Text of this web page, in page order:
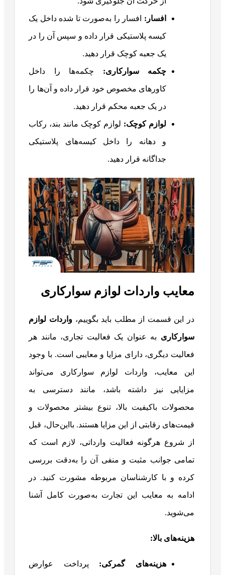
افسار : افسار را به‌صورت تا شده داخل یک
کیسه پلاستیکی قرار داده و سپس آن را در
یک جعبه کوچک قرار دهید.
چکمه سوارکاری: چکمه‌ها را داخل
کاورهای مخصوص خود قرار داده و آن‌ها را
در یک جعبه محکم قرار دهید.
لوازم کوچک: لوازم کوچک مانند بند، رکاب
و دهانه را داخل کیسه‌های پلاستیکی
جداگانه قرار دهید.
معایب واردات لوازم سوارکاری
در این قسمت از مطلب باید بگوییم، واردات لوازم
سوارکاری به عنوان یک فعالیت تجاری، مانند هر
فعالیت دیگری، دارای مزایا و معایبی است. با وجود
این معایب، واردات لوازم سوارکاری می‌تواند
مزایایی نیز داشته باشد، مانند دسترسی به
محصولات باکیفیت بالا، تنوع بیشتر محصولات و
قیمت‌های رقابتی از این مزایا هستند. بااین‌حال، قبل
از شروع هرگونه فعالیت وارداتی، لازم است که
تمامی جوانب مثبت و منفی آن را به‌دقت بررسی
کرده و با کارشناسان مربوطه مشورت کنید. در
ادامه به معایب این تجارت به‌صورت کامل آشنا
می‌شوید.
هزینه‌های بالا:
هزینه‌های گمرکی: پرداخت عوارض